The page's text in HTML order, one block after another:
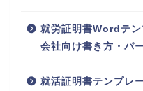
就労証明書Wordテン
会社向け書き方・パ
就活証明書テンプレ